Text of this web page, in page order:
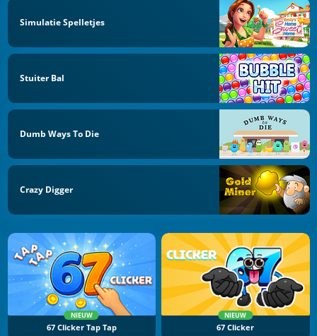
Simulatie Spelletjes
Stuiter Bal
Dumb Ways To Die
Crazy Digger
NIEUW
67 Clicker Tap Tap
NIEUW
67 Clicker